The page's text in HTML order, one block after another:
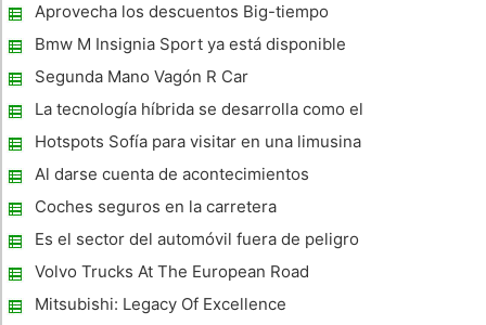
Chrysler, Teledyne y AM General, es AM General que lo hace
Aprovecha los descuentos Big-tiempo
cuando se opta por transmisiones usadas
Bmw M Insignia Sport ya está disponible
para X5
Segunda Mano Vagón R Car
La tecnología híbrida se desarrolla como el
2005 Honda Accord Hybrid Vehicles Año
tras año.
Hotspots Sofía para visitar en una limusina
Al darse cuenta de acontecimientos
trascendentales con servicios de limusina
Prom
Coches seguros en la carretera
Es el sector del automóvil fuera de peligro
de recesión?
Volvo Trucks At The European Road
Transport Show
Mitsubishi: Legacy Of Excellence